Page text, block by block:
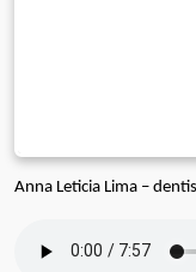
Anna Leticia Lima –